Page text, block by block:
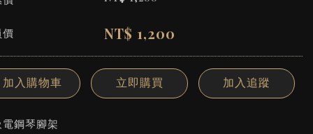
價 NT$ 1,200
加入購物車 立即購買 加入追蹤
電鋼琴腳架